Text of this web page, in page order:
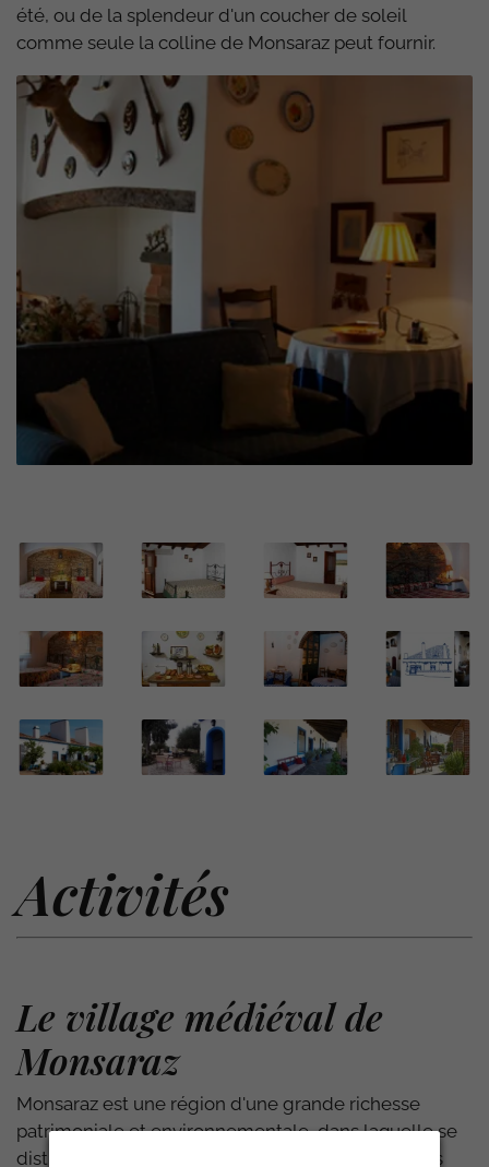
été, ou de la splendeur d'un coucher de soleil
comme seule la colline de Monsaraz peut fournir.
Activités
Le village médiéval de
Monsaraz
Monsaraz est une région d'une grande richesse
patrimoniale et environnementale, dans laquelle se
distingue la grande concentration de monuments